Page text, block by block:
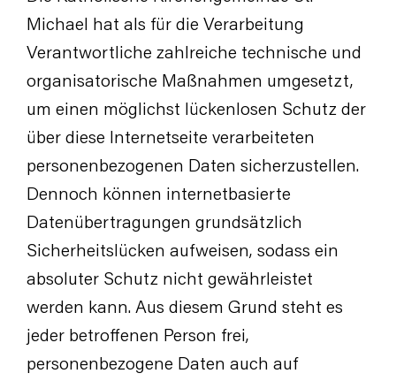
Michael hat als für die Verarbeitung
Verantwortliche zahlreiche technische und
organisatorische Maßnahmen umgesetzt,
um einen möglichst lückenlosen Schutz der
über diese Internetseite verarbeiteten
personenbezogenen Daten sicherzustellen.
Dennoch können internetbasierte
Datenübertragungen grundsätzlich
Sicherheitslücken aufweisen, sodass ein
absoluter Schutz nicht gewährleistet
werden kann. Aus diesem Grund steht es
jeder betroffenen Person frei,
personenbezogene Daten auch auf